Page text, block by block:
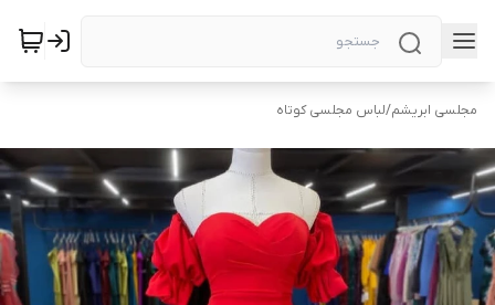
مجلسی ابریشم/لباس مجلسی کوتاه